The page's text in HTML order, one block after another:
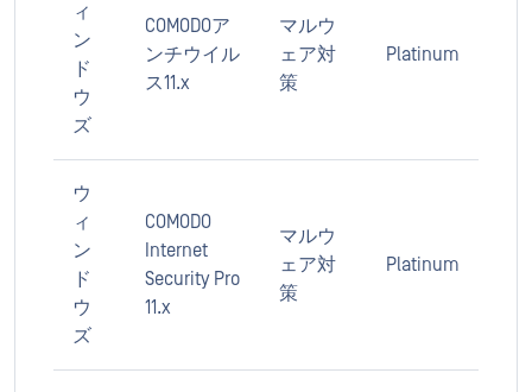
ィ
ン
ド
ウ
ズ
COMODOア
ンチウイル
ス11.x
マルウ
ェア対
策
Platinum
ウ
ィ
ン
ド
ウ
ズ
COMODO
Internet
Security Pro
11.x
マルウ
ェア対
策
Platinum